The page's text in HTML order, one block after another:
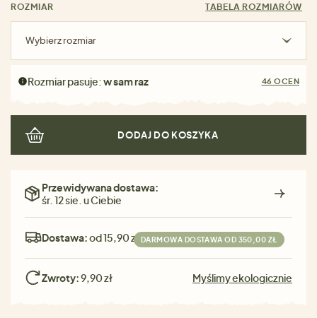
ROZMIAR TABELA ROZMIARÓW
Wybierz rozmiar
Rozmiar pasuje:w sam raz 46 OCEN
DODAJ DO KOSZYKA
Przewidywana dostawa:
śr. 12 sie. u Ciebie
Dostawa:od 15,90 zł DARMOWA DOSTAWA OD 350,00 ZŁ
Zwroty:9,90 zł Myślimy ekologicznie